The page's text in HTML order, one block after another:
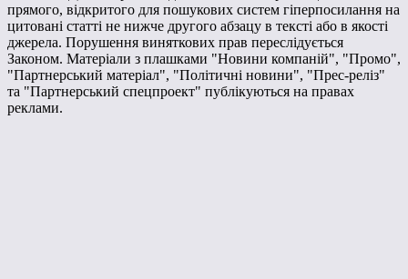
прямого, відкритого для пошукових систем гіперпосилання на
цитовані статті не нижче другого абзацу в тексті або в якості
джерела. Порушення виняткових прав переслідується
Законом. Матеріали з плашками "Новини компаній", "Промо",
"Партнерський матеріал", "Політичні новини", "Прес-реліз"
та "Партнерський спецпроект" публікуються на правах
реклами.